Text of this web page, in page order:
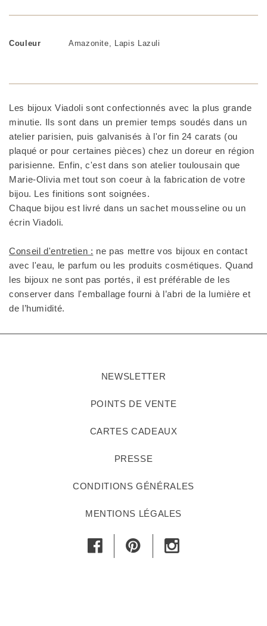
Couleur Amazonite, Lapis Lazuli
Les bijoux Viadoli sont confectionnés avec la plus grande
minutie. Ils sont dans un premier temps soudés dans un
atelier parisien, puis galvanisés à l'or fin 24 carats (ou
plaqué or pour certaines pièces) chez un doreur en région
parisienne. Enfin, c'est dans son atelier toulousain que
Marie-Olivia met tout son coeur à la fabrication de votre
bijou. Les finitions sont soignées.
Chaque bijou est livré dans un sachet mousseline ou un
écrin Viadoli.
Conseil d'entretien : ne pas mettre vos bijoux en contact
avec l'eau, le parfum ou les produits cosmétiques. Quand
les bijoux ne sont pas portés, il est préférable de les
conserver dans l'emballage fourni à l’abri de la lumière et
de l’humidité.
NEWSLETTER
POINTS DE VENTE
CARTES CADEAUX
PRESSE
CONDITIONS GÉNÉRALES
MENTIONS LÉGALES